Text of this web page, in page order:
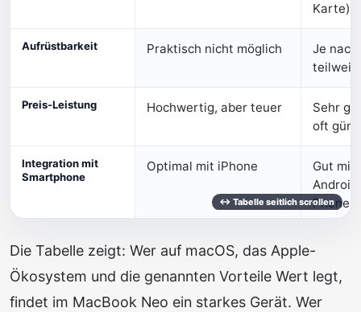
Karte)
Aufrüstbarkeit Praktisch nicht möglich
Je
Preis-Leistung Hochwertig, aber teuer
Sehr
oft
Integration mit
Smartphone
Optimal mit iPhone
Gut mit
Phone
Die Tabelle zeigt: Wer auf macOS, das Apple-
Ökosystem und die genannten Vorteile Wert legt,
findet im MacBook Neo ein starkes Gerät. Wer